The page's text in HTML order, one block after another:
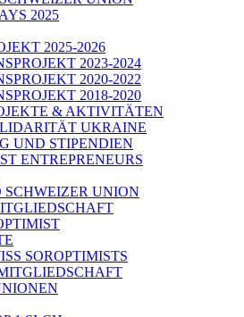
2025
2025-2026
2023-2024
2020-2022
2018-2020
& AKTIVITÄTEN
UKRAINE
UND STIPENDIEN
ENTREPRENEURS
SCHWEIZER UNION
SOROPTIMISTS